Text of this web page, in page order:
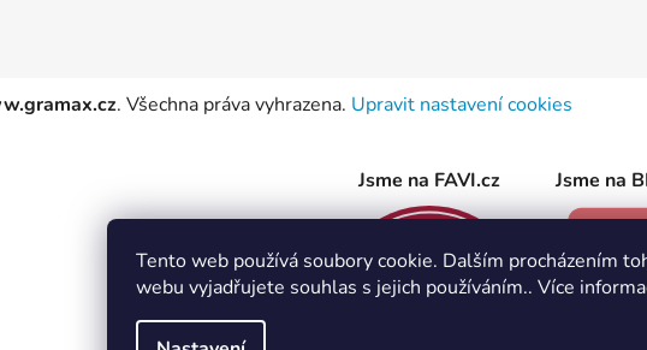
Tento web používá soubory cookie. Dalším procházením
webu vyjadřujete souhlas s jejich používáním.. Více
. Všechna práva vyhrazena. Upravit nastavení cookies
Jsme na FAVI.cz Jsme na